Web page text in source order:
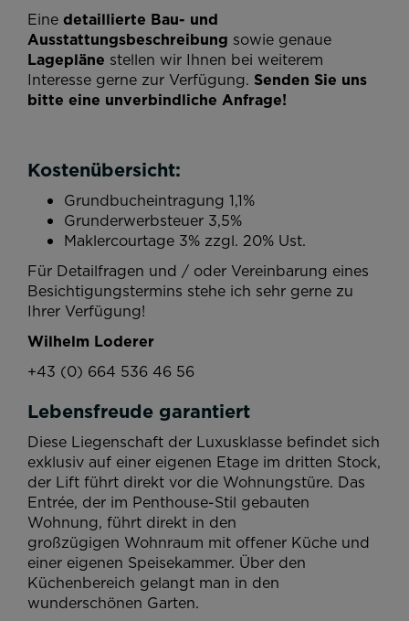
Eine detaillierte Bau- und
Ausstattungsbeschreibung sowie genaue
Lagepläne stellen wir Ihnen bei weiterem
Interesse gerne zur Verfügung. Senden Sie uns
bitte eine unverbindliche Anfrage!
Kostenübersicht:
Grundbucheintragung 1,1%
Grunderwerbsteuer 3,5%
Maklercourtage 3% zzgl. 20% Ust.
Für Detailfragen und / oder Vereinbarung eines
Besichtigungstermins stehe ich sehr gerne zu
Ihrer Verfügung!
Wilhelm Loderer
+43 (0) 664 536 46 56
Lebensfreude garantiert
Diese Liegenschaft der Luxusklasse befindet sich
exklusiv auf einer eigenen Etage im dritten Stock,
der Lift führt direkt vor die Wohnungstüre. Das
Entrée, der im Penthouse-Stil gebauten
Wohnung, führt direkt in den
großzügigen Wohnraum mit offener Küche und
einer eigenen Speisekammer. Über den
Küchenbereich gelangt man in den
wunderschönen Garten.